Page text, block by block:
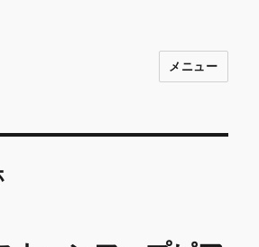
～日常に彩りを～ フ
戸川区瑞江
メニュー